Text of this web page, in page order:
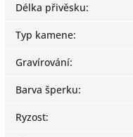
Délka přivěsku:
Typ kamene:
Gravírování:
Barva šperku:
Ryzost: